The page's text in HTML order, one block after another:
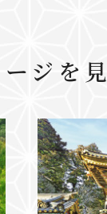
ジを